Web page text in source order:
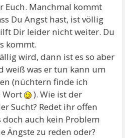
Euch. Manchmal kommt
Du Angst hast, ist völlig
Dir leider nicht weiter. Du
kommt.
wird, dann ist es so aber
weiß was er tun kann um
(nüchtern finde ich
Wort
). Wie ist der
Sucht? Redet ihr offen
auch kein Problem
Ängste zu reden oder?